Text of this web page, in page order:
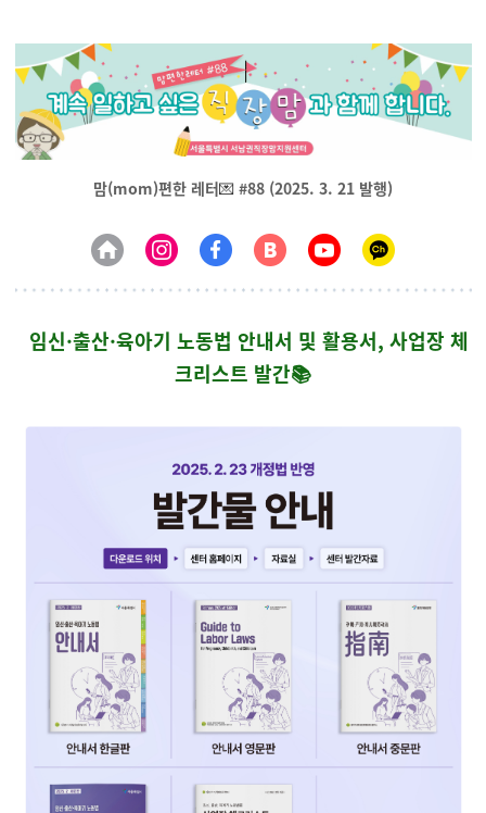
맘(mom)편한 레터💌 #88 (2025. 3. 21 발행)
임신·출산·육아기 노동법 안내서 및 활용서, 사업장 체
크리스트 발간📚